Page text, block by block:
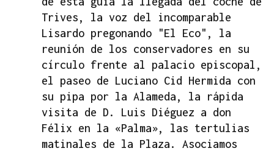
Trives, la voz del incomparable
Lisardo pregonando "El Eco", la
reunión de los conservadores en su
círculo frente al palacio episcopal,
el paseo de Luciano Cid Hermida con
su pipa por la Alameda, la rápida
visita de D. Luis Diéguez a don
Félix en la «Palma», las tertulias
matinales de la Plaza. Asociamos